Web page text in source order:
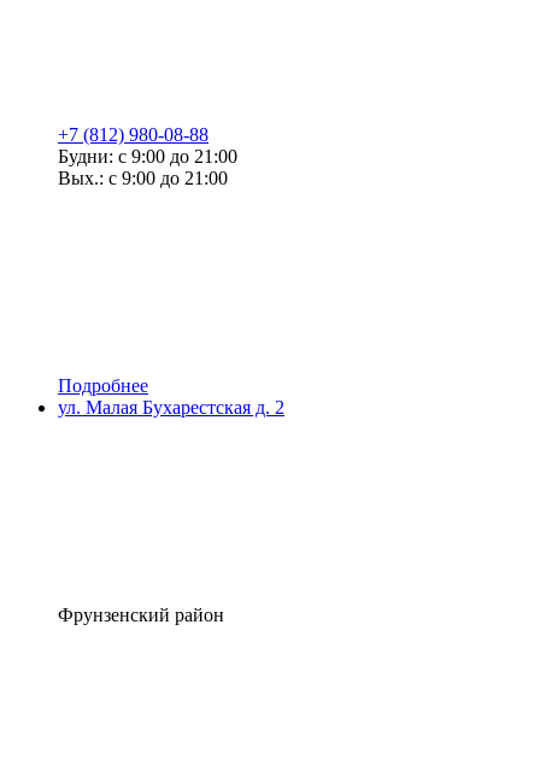
+7 (812) 980-08-88
Будни: с 9:00 до 21:00
Вых.: с 9:00 до 21:00
Подробнее
ул. Малая Бухарестская д. 2
Фрунзенский район